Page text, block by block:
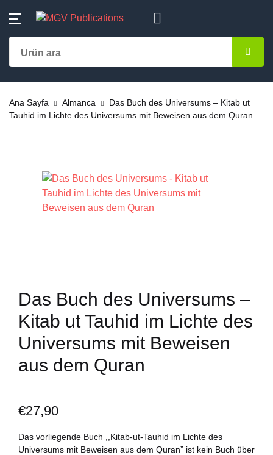
MENU
Kategoriler
Kategoriler
Aile-Eğitim
Edebiyat
Kişisel Gelişim
Yazarlar
Çok Satanlar
Kitap Siparişi
Sepetim
Bize Ulaşın
Hesap
Kullanıcı adı veya E-Posta *
Beni hatırla Şifremi unuttum
Hesap oluştur
Alışveriş sepetiniz (0)
Ürün bulunamadı
Ana Sayfa Almanca
Das Buch des Universums – Kitab ut
Tauhid im Lichte des Universums mit Beweisen aus dem Quran
Das Buch des Universums –
Kitab ut Tauhid im Lichte des
Universums mit Beweisen
aus dem Quran
€27,90
Das vorliegende Buch ,,Kitab-ut-Tauhid im Lichte des
Universums mit Beweisen aus dem Quran” ist kein Buch über